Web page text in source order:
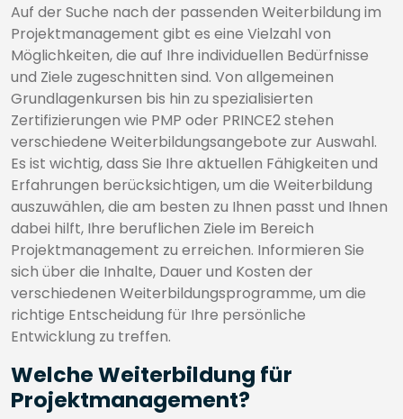
Auf der Suche nach der passenden Weiterbildung im
Projektmanagement gibt es eine Vielzahl von
Möglichkeiten, die auf Ihre individuellen Bedürfnisse
und Ziele zugeschnitten sind. Von allgemeinen
Grundlagenkursen bis hin zu spezialisierten
Zertifizierungen wie PMP oder PRINCE2 stehen
verschiedene Weiterbildungsangebote zur Auswahl.
Es ist wichtig, dass Sie Ihre aktuellen Fähigkeiten und
Erfahrungen berücksichtigen, um die Weiterbildung
auszuwählen, die am besten zu Ihnen passt und Ihnen
dabei hilft, Ihre beruflichen Ziele im Bereich
Projektmanagement zu erreichen. Informieren Sie
sich über die Inhalte, Dauer und Kosten der
verschiedenen Weiterbildungsprogramme, um die
richtige Entscheidung für Ihre persönliche
Entwicklung zu treffen.
Welche Weiterbildung für
Projektmanagement?